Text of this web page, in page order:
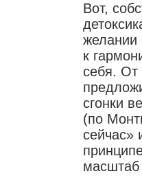
Вот,
желании
к
себя. От
сгонки
(по
сейчас»